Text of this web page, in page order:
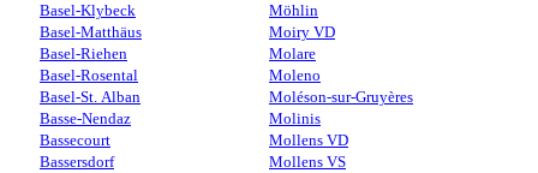
Basel-Klybeck
Basel-Matthäus
Basel-Riehen
Basel-Rosental
Basel-St. Alban
Basse-Nendaz
Bassecourt
Bassersdorf
Möhlin
Moiry VD
Molare
Moleno
Moléson-sur-Gruyères
Molinis
Mollens VD
Mollens VS